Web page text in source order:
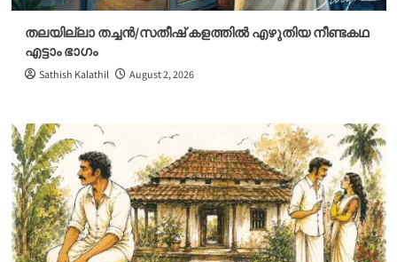
തലയില്ലാ തച്ചൻ/സതീഷ് കളത്തിൽ എഴുതിയ നീണ്ടകഥ
എട്ടാം ഭാഗം
Sathish Kalathil August 2, 2026